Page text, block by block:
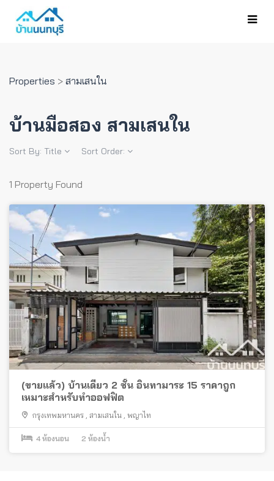
Properties > สามเสนใน
บ้านมือสอง สามเสนใน
Sort By: Title Sort Order:
1 Property Found
(ขายแล้ว) บ้านเดี่ยว 2 ชั้น อินทามาระ 15 ราคาถูก
เหมาะสำหรับทำออฟฟิต
กรุงเทพมหานคร สามเสนใน พญาไท
4 ห้องนอน 2 ห้องน้ำ